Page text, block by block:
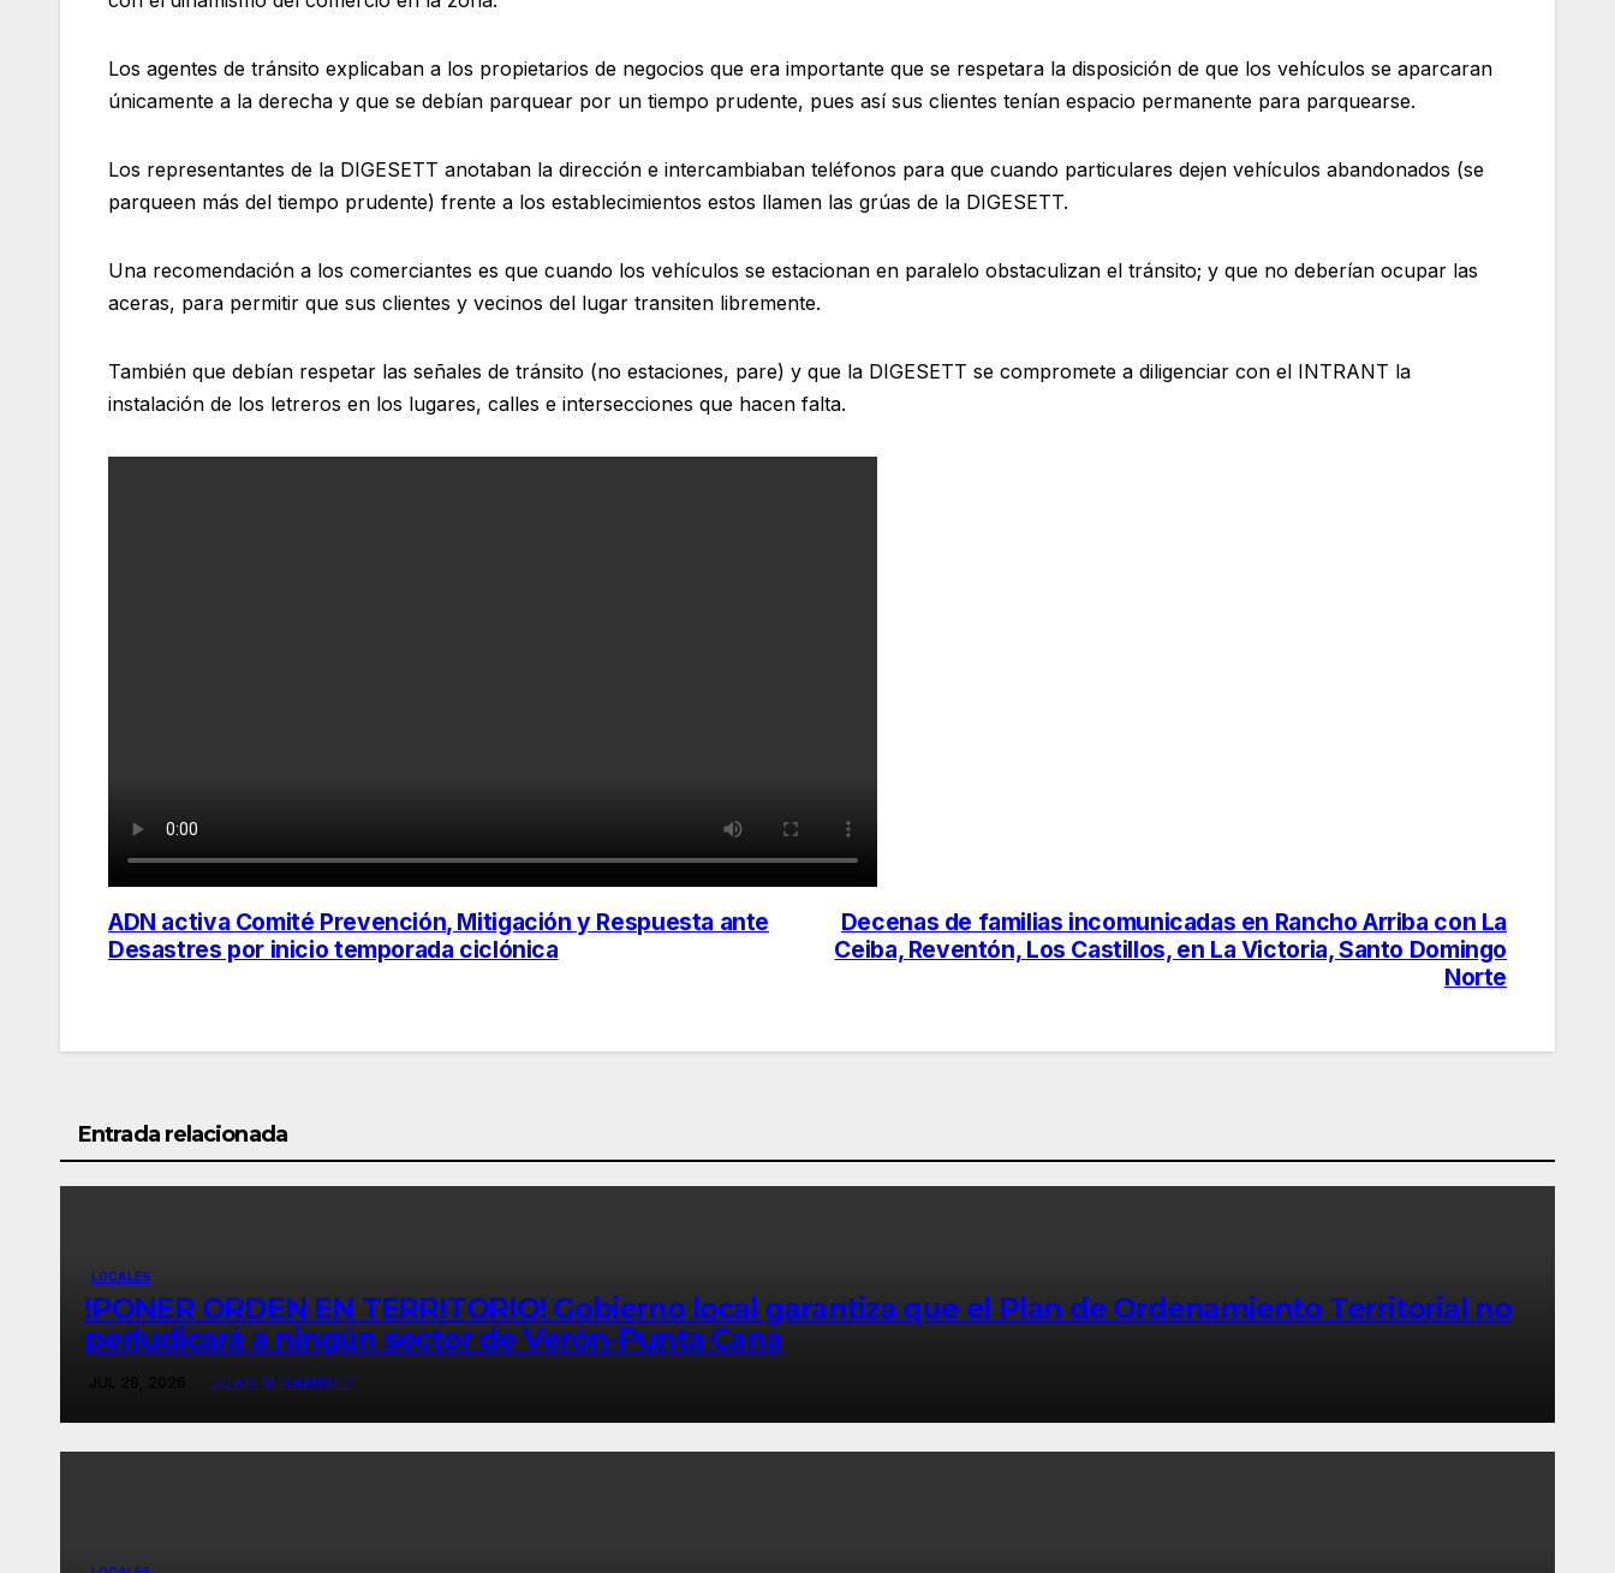
Los agentes de tránsito explicaban a los propietarios de negocios que era importante que se respetara la disposición de que los vehículos se aparcaran
únicamente a la derecha y que se debían parquear por un tiempo prudente, pues así sus clientes tenían espacio permanente para parquearse.
Los representantes de la DIGESETT anotaban la dirección e intercambiaban teléfonos para que cuando particulares dejen vehículos abandonados (se
parqueen más del tiempo prudente) frente a los establecimientos estos llamen las grúas de la DIGESETT.
Una recomendación a los comerciantes es que cuando los vehículos se estacionan en paralelo obstaculizan el tránsito; y que no deberían ocupar las
aceras, para permitir que sus clientes y vecinos del lugar transiten libremente.
También que debían respetar las señales de tránsito (no estaciones, pare) y que la DIGESETT se compromete a diligenciar con el INTRANT la
instalación de los letreros en los lugares, calles e intersecciones que hacen falta.
Navegación
Decenas de familias incomunicadas en Rancho Arriba con La
Ceiba, Reventón, Los Castillos, en La Victoria, Santo Domingo
Norte
ADN activa Comité Prevención, Mitigación y Respuesta ante
Desastres por inicio temporada ciclónica
Entrada relacionada
LOCALES
!PONER ORDEN EN TERRITORIO! Gobierno local garantiza que el Plan de Ordenamiento Territorial no
perjudicará a ningún sector de Verón-Punta Cana
JUAN M RAMÍREZ